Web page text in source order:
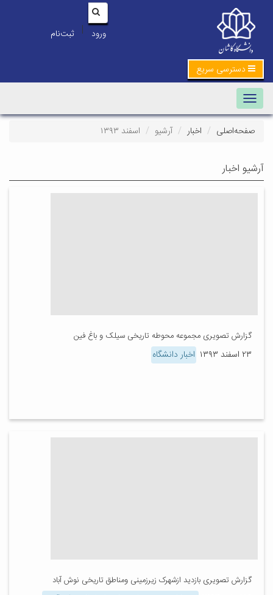
ورود | ثبت‌نام
دسترسی سریع
Toggle navigation
صفحه‌اصلی اخبار آرشیو اسفند ۱۳۹۳
آرشیو اخبار
گزارش تصویری مجموعه محوطه تاریخی سیلک و باغ فین
۲۳ اسفند ۱۳۹۳ اخبار دانشگاه
گزارش تصویری بازدید ازشهرک زیرزمینی ومناطق تاریخی نوش آباد